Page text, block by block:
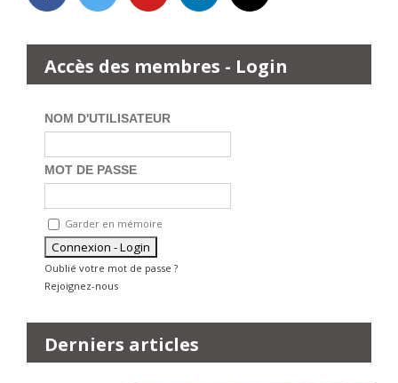
Accès des membres - Login
NOM D'UTILISATEUR
MOT DE PASSE
Garder en mémoire
Oublié votre mot de passe ?
Rejoignez-nous
Derniers articles